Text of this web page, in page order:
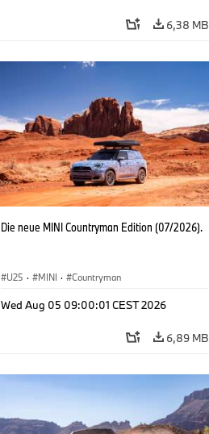
6,38 MB
Die neue MINI Countryman Edition (07/2026).
U25 · MINI · Countryman
Wed Aug 05 09:00:01 CEST 2026
6,89 MB